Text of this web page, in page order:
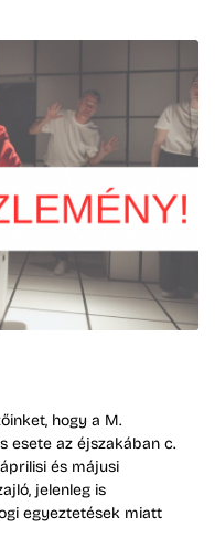
hogy a M.
esete az éjszakában c.
és májusi
jelenleg is
egyeztetések miatt